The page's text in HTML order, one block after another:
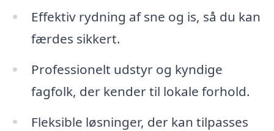
Effektiv rydning af sne og is, så du kan
færdes sikkert.
Professionelt udstyr og kyndige
fagfolk, der kender til lokale forhold.
Fleksible løsninger, der kan tilpasses